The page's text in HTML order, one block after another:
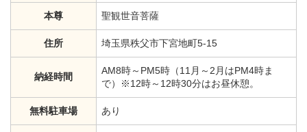
本尊 聖観世音菩薩
住所 埼玉県秩父市下宮地町5-15
納経時間
AM8時～PM5時（11月～2月はPM4時ま
で）※12時～12時30分はお昼休憩。
無料駐車場 あり